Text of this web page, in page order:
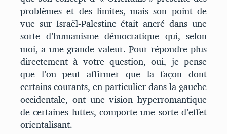
problèmes et des limites, mais son point de
vue sur Israël-Palestine était ancré dans une
sorte d’humanisme démocratique qui, selon
moi, a une grande valeur. Pour répondre plus
directement à votre question, oui, je pense
que l’on peut affirmer que la façon dont
certains courants, en particulier dans la gauche
occidentale, ont une vision hyperromantique
de certaines luttes, comporte une sorte d’effet
orientalisant.